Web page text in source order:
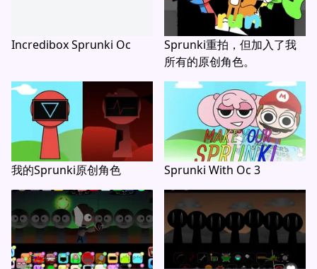
Incredibox Sprunki Oc
Sprunki重拍，但加入了我
所有的原创角色。
我的Sprunki原创角色 Sprunki With Oc 3